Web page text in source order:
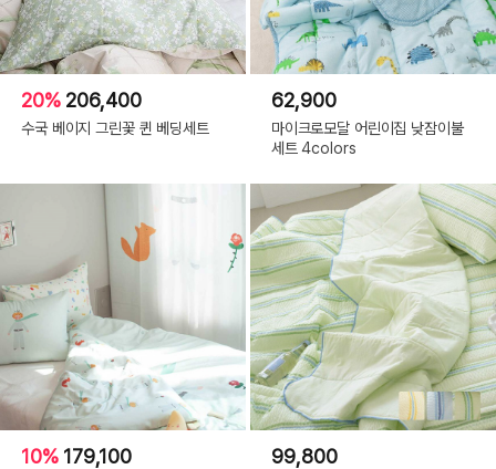
20% 206,400
수국 베이지 그린꽃 퀸 베딩세트
62,900
마이크로모달 어린이집 낮잠이불
세트 4colors
10% 179,100 99,800